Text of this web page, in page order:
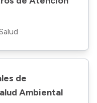
de
Ambiental